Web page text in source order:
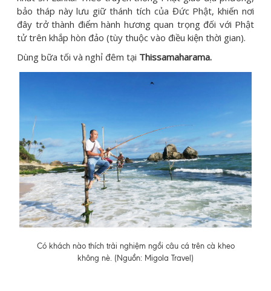
bảo tháp này lưu giữ thánh tích của Đức Phật, khiến nơi
đây trở thành điểm hành hương quan trọng đối với Phật
tử trên khắp hòn đảo (tùy thuộc vào điều kiện thời gian).
Dùng bữa tối và nghỉ đêm tại Thissamaharama.
Có khách nào thích trải nghiệm ngồi câu cá trên cà kheo
không nè. (Nguồn: Migola Travel)